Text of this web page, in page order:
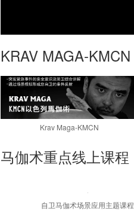
KRAV MAGA-KMCN
Krav Maga-KMCN
马伽术重点线上课程
自卫马伽术场景应用主题课程